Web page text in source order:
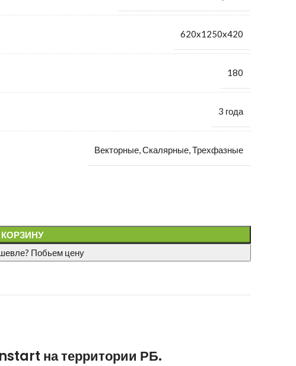
620x1250x420
180
3 года
Векторные, Скалярные, Трехфазные
КОРЗИНУ
Побьем цену
на территории РБ.